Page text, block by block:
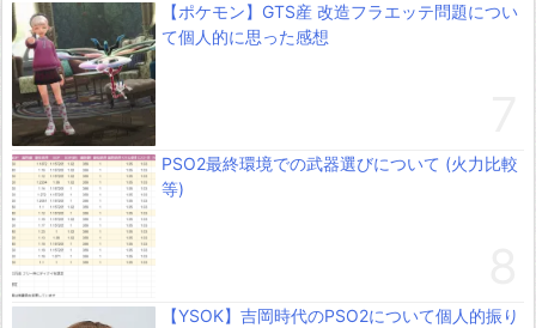
【ポケモン】GTS産 改造フラエッテ問題につい
て個人的に思った感想
PSO2最終環境での武器選びについて (火力比較
等)
【YSOK】吉岡時代のPSO2について個人的振り